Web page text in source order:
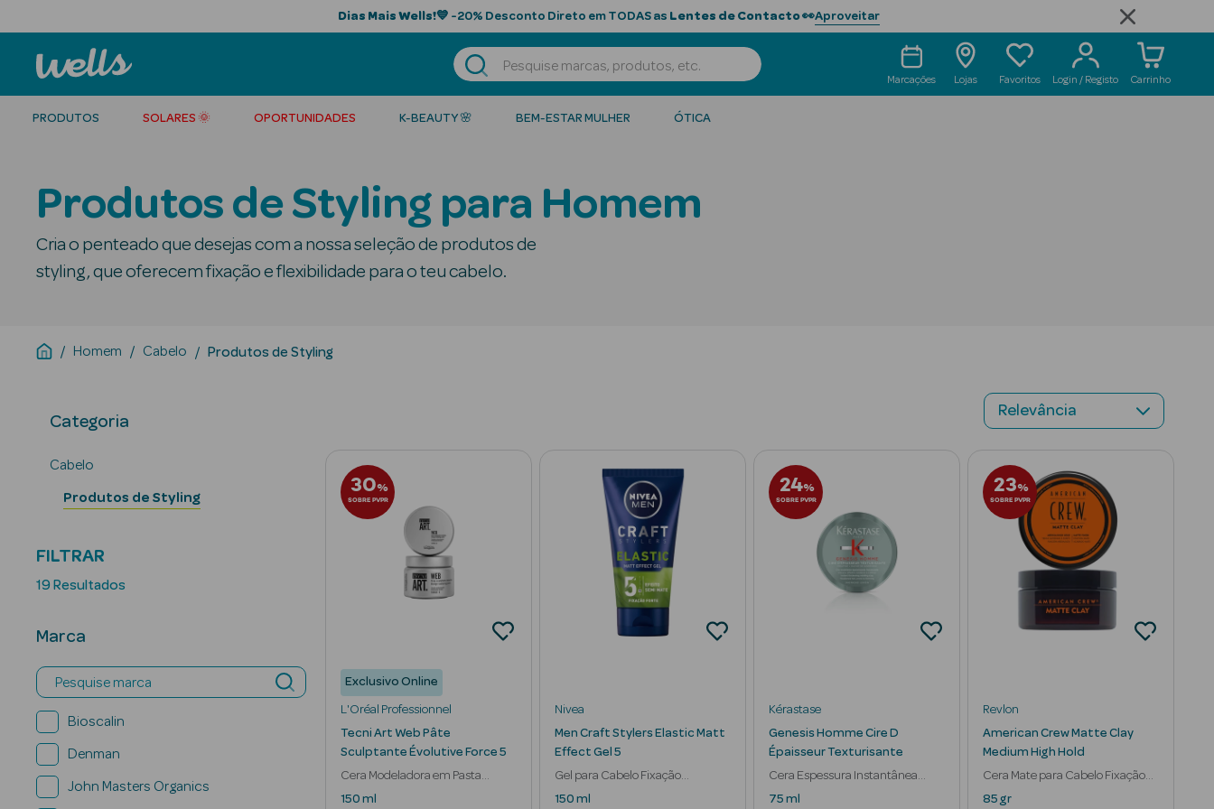
Dias Mais Wells!💙 -20% Desconto Direto em TODAS as Lentes de Contacto👀Aproveitar
Marcações Lojas Favoritos Login / Registo Carrinho
PRODUTOS SOLARES 🌞 OPORTUNIDADES K-BEAUTY 🌸 BEM-ESTAR MULHER ÓTICA
Produtos de Styling para Homem
Cria o penteado que desejas com a nossa seleção de produtos de
styling, que oferecem fixação e flexibilidade para o teu cabelo.
Homem Cabelo Produtos de Styling
Categoria
Cabelo
Produtos de Styling
FILTRAR
19 Resultados
Marca
Pesquise marca
Bioscalin
Denman
John Masters Organics
30%
SOBRE PVPR
Exclusivo Online
L'Oréal Professionnel
Tecni Art Web Pâte
Sculptante Évolutive Force 5
Cera Modeladora em Pasta
Acabamento Brilhante
150 ml
Nivea
Men Craft Stylers Elastic Matt
Effect Gel 5
Gel para Cabelo Fixação
Duradoura
150 ml
24%
SOBRE PVPR
Kérastase
Genesis Homme Cire D
Épaisseur Texturisante
Cera Espessura Instantânea
Cabelo Enfranquecido
75 ml
23%
SOBRE PVPR
Revlon
American Crew Matte Clay
Medium High Hold
Cera Mate para Cabelo Fixação
Média
85 gr